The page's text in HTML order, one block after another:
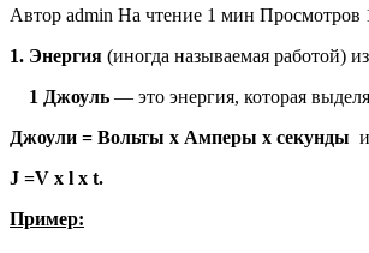
Автор admin На чтение 1 мин Просмотров
1. Энергия (иногда называемая работой)
1 Джоуль — это энергия, которая
Джоули = Вольты х Амперы х секунды
J =V х l х t.
Пример: